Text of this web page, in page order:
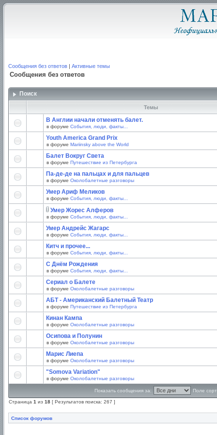
Сообщения без ответов | Активные темы
Сообщения без ответов
Поиск
Темы
В Англии начали отменять балет.
в форуме События, люди, факты...
Youth America Grand Prix
в форуме Mariinsky above the World
Балет Вокруг Света
в форуме Путешествие из Петербурга
Па-де-де на пальцах и для пальцев
в форуме Околобалетные разговоры
Умер Ариф Меликов
в форуме События, люди, факты...
Умер Жорес Алферов
в форуме События, люди, факты...
Умер Андрейс Жагарс
в форуме События, люди, факты...
Китч и прочее...
в форуме События, люди, факты...
С Днём Рождения
в форуме События, люди, факты...
Сериал о Балете
в форуме Околобалетные разговоры
АБТ - Американский Балетный Театр
в форуме Путешествие из Петербурга
Кинан Кампа
в форуме Околобалетные разговоры
Осипова и Полунин
в форуме Околобалетные разговоры
Марис Лиепа
в форуме Околобалетные разговоры
"Somova Variation"
в форуме Околобалетные разговоры
Показать сообщения за: Поле
Страница 1 из 18 [ Результатов поиска: 267 ]
Список форумов